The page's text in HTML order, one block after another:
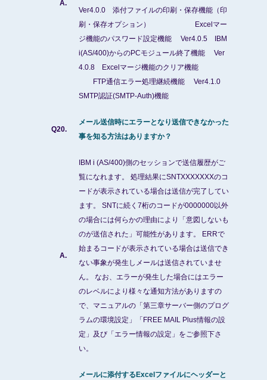
A.
Ver4.0.0 添付ファイルの印刷・保存機能（印
刷・保存オプション） Excelマー
ジ機能のパスワード設定機能 Ver4.0.5 IBM
i(AS/400)からのPCモジュール終了機能 Ver
4.0.8 Excelマージ機能のクリア機能
FTP通信エラー処理継続機能 Ver4.1.0
SMTP認証(SMTP-Auth)機能
Q20.
メール送信時にエラーとなり送信できなかった
事を知る方法はありますか？
A.
IBM i (AS/400)側のセッションで送信履歴がご
覧になれます。 処理結果にSNTXXXXXXXのコ
ードが表示されている場合は送信が完了してい
ます。 SNTに続く7桁のコードが0000000以外
の場合には何らかの理由により「意図しないも
のが送信された」可能性があります。 ERRで
始まるコードが表示されている場合は送信でき
ない事象が発生しメールは送信されていませ
ん。 なお、エラーが発生した場合にはエラー
のレベルにより様々な通知方法がありますの
で、マニュアルの「第三章サーバー側のプログ
ラムの環境設定」「FREE MAIL Plus情報の設
定」及び「エラー情報の設定」をご参照下さ
い。
メールに添付するExcelファイルにヘッダーと